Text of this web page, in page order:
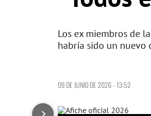
Los ex miembros de
habría sido un nuevo
09 DE JUNIO DE 2026 - 13:52